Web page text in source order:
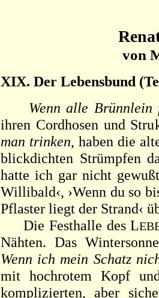
von
XIX. Der Lebensbund
Wenn alle Brünnlein
ihren Cordhosen und
man trinken, haben die
blickdichten Strümpfen
hatte ich gar nicht
Willibald‹, ›Wenn du so
Pflaster liegt der Strand‹
Die Festhalle des L
Nähten. Das
Wenn ich mein Schatz
mit hochrotem Kopf
komplizierten, aber